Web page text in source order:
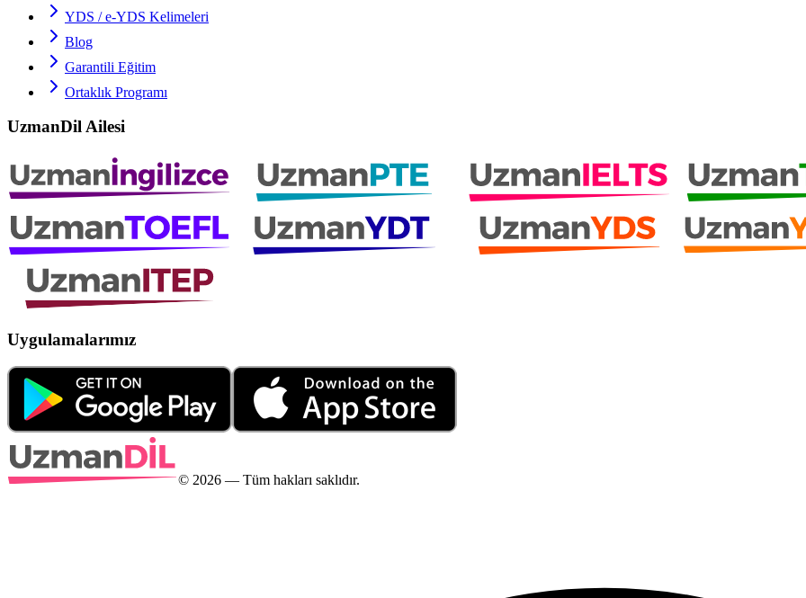
YDS / e-YDS Kelimeleri
Blog
Garantili Eğitim
Ortaklık Programı
UzmanDil Ailesi
Uygulamalarımız
© 2026 — Tüm hakları saklıdır.